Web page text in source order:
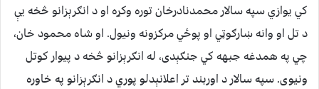
کي یوازي سپه سالار محمدنادرخان توره وکړه او د انګرېزانو څخه یې
د تل او وانه ښارګوټي او پوځي مرکزونه ونیول. او شاه محمود خان،
چي په همدغه جبهه کي جنګېدی، له انګرېزانو څخه د پیوار کوتل
ونیوی. سپه سالار د اوربند تر اعلانېدلو پوري د انګرېزانو په خاوره